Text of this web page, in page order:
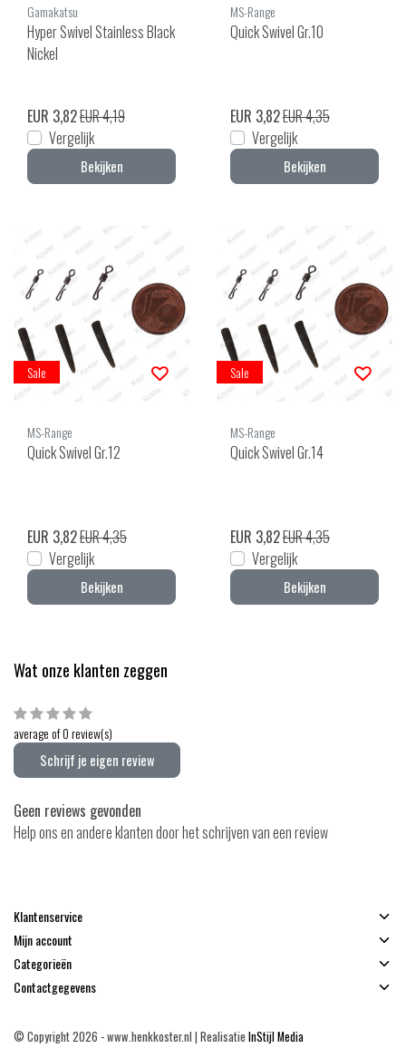
Gamakatsu
Hyper Swivel Stainless Black
Nickel
EUR 3,82EUR 4,19
Vergelijk
Bekijken
MS-Range
Quick Swivel Gr.10
EUR 3,82EUR 4,35
Vergelijk
Bekijken
Sale
MS-Range
Quick Swivel Gr.12
EUR 3,82EUR 4,35
Vergelijk
Bekijken
Sale
MS-Range
Quick Swivel Gr.14
EUR 3,82EUR 4,35
Vergelijk
Bekijken
Wat onze klanten zeggen
average of 0 review(s)
Schrijf je eigen review
Geen reviews gevonden
Help ons en andere klanten door het schrijven van een review
Klantenservice
Mijn account
Categorieën
Contactgegevens
© Copyright 2026 - www.henkkoster.nl | Realisatie InStijl Media